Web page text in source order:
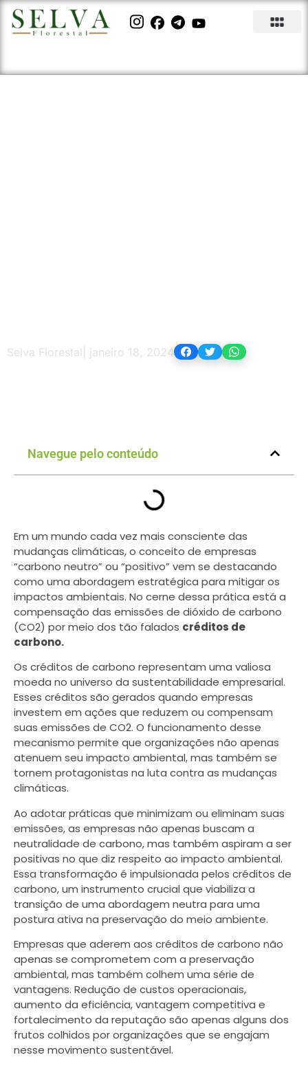
Selva Florestal janeiro 18, 2024
Navegue pelo conteúdo
Em um mundo cada vez mais consciente das
mudanças climáticas, o conceito de empresas
“carbono neutro” ou “positivo” vem se destacando
como uma abordagem estratégica para mitigar os
impactos ambientais. No cerne dessa prática está a
compensação das emissões de dióxido de carbono
(CO2) por meio dos tão falados créditos de
carbono.
Os créditos de carbono representam uma valiosa
moeda no universo da sustentabilidade empresarial.
Esses créditos são gerados quando empresas
investem em ações que reduzem ou compensam
suas emissões de CO2. O funcionamento desse
mecanismo permite que organizações não apenas
atenuem seu impacto ambiental, mas também se
tornem protagonistas na luta contra as mudanças
climáticas.
Ao adotar práticas que minimizam ou eliminam suas
emissões, as empresas não apenas buscam a
neutralidade de carbono, mas também aspiram a ser
positivas no que diz respeito ao impacto ambiental.
Essa transformação é impulsionada pelos créditos de
carbono, um instrumento crucial que viabiliza a
transição de uma abordagem neutra para uma
postura ativa na preservação do meio ambiente.
Empresas que aderem aos créditos de carbono não
apenas se comprometem com a preservação
ambiental, mas também colhem uma série de
vantagens. Redução de custos operacionais,
aumento da eficiência, vantagem competitiva e
fortalecimento da reputação são apenas alguns dos
frutos colhidos por organizações que se engajam
nesse movimento sustentável.